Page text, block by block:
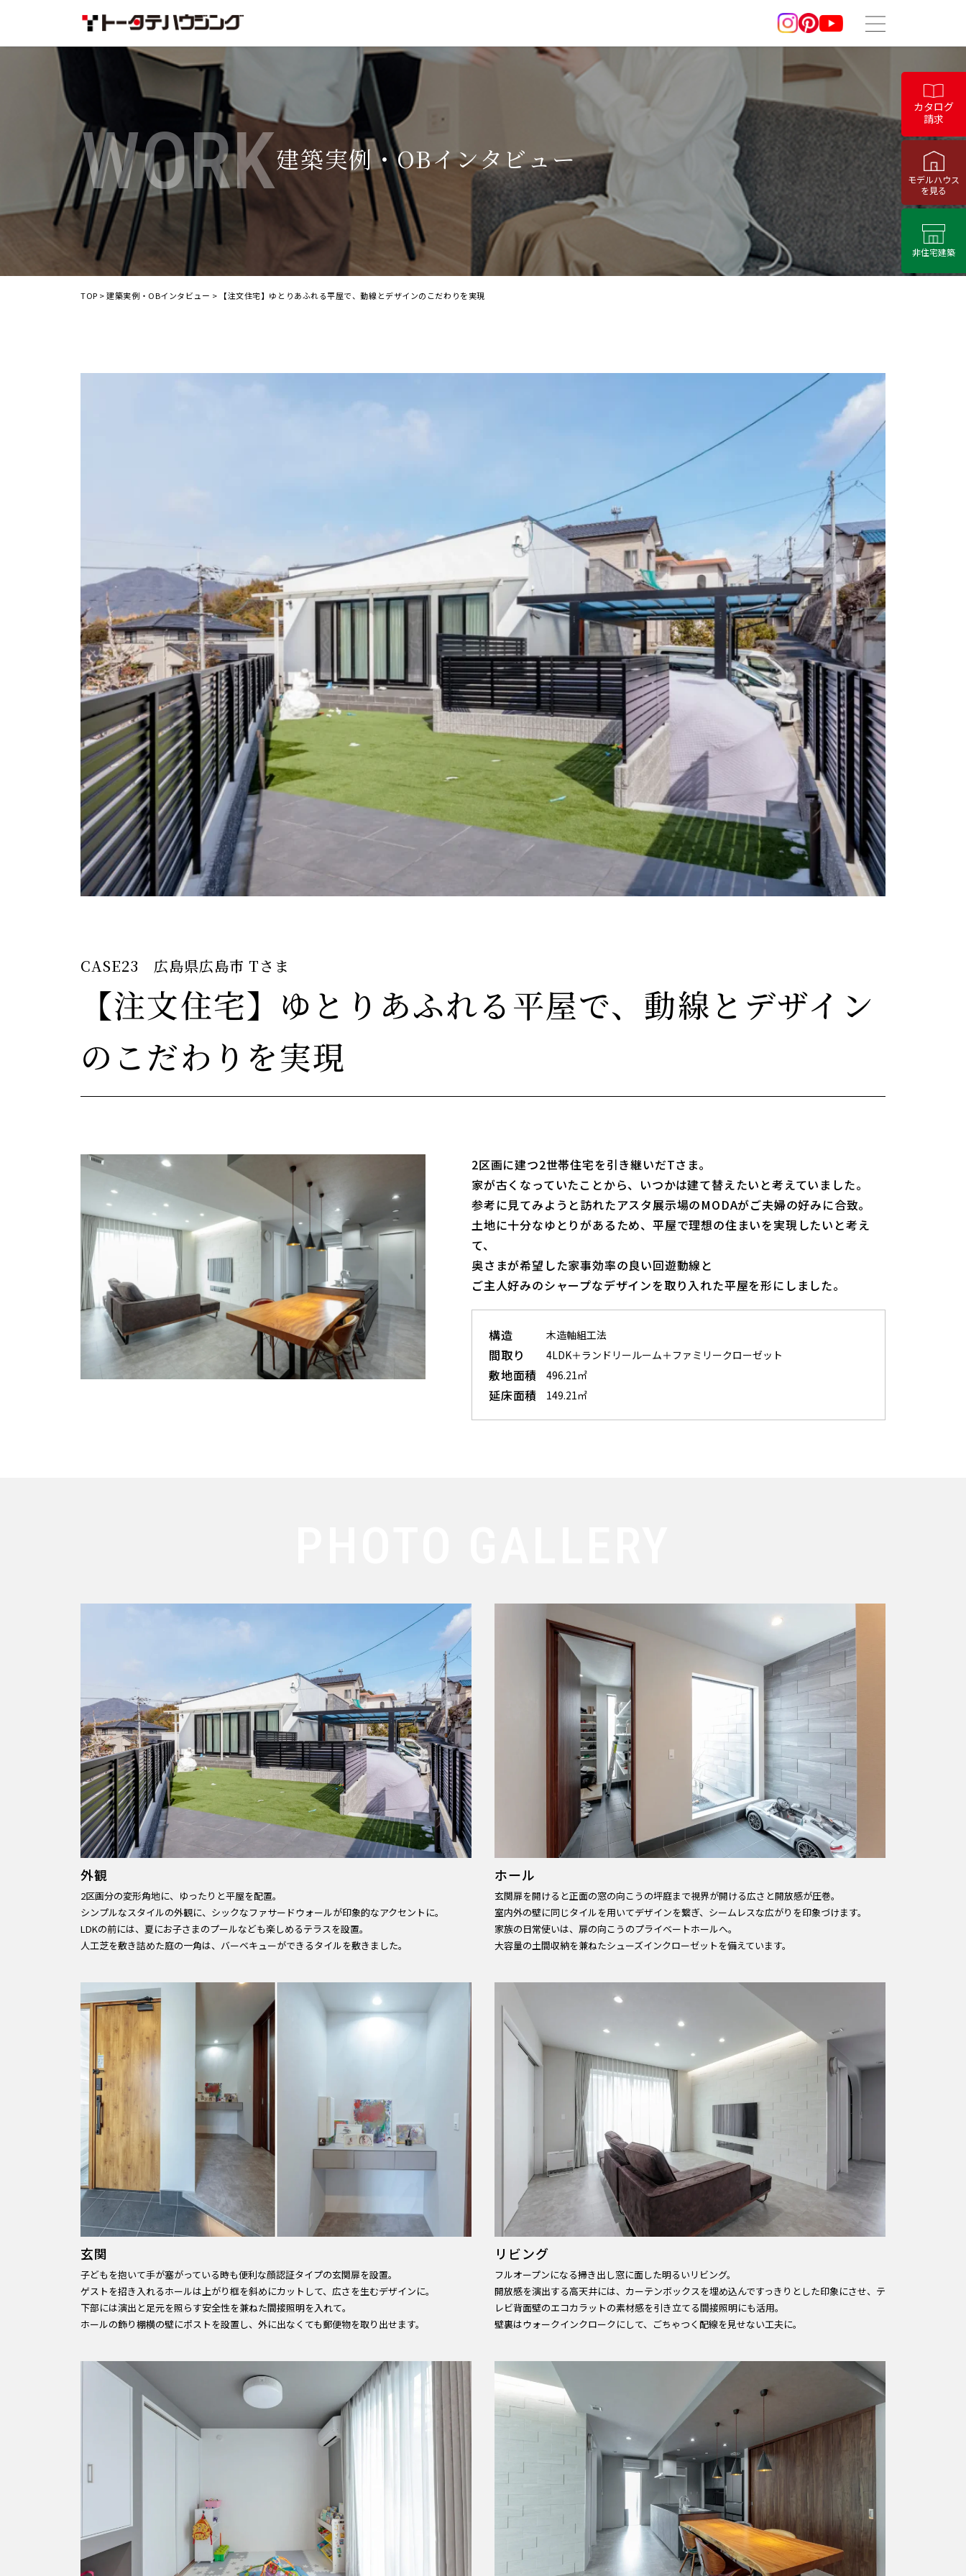
カタログ
請求
モデルハウス
を見る
非住宅建築
WORK建築実例・OBインタビュー
TOP >建築実例・OBインタビュー > 【注文住宅】ゆとりあふれる平屋で、動線とデザインのこだわりを実現
CASE23 広島県広島市 Tさま
【注文住宅】ゆとりあふれる平屋で、動線とデザイン
のこだわりを実現
2区画に建つ2世帯住宅を引き継いだTさま。
家が古くなっていたことから、いつかは建て替えたいと考えていました。
参考に見てみようと訪れたアスタ展示場のMODAがご夫婦の好みに合致。
土地に十分なゆとりがあるため、平屋で理想の住まいを実現したいと考え
て、
奥さまが希望した家事効率の良い回遊動線と
ご主人好みのシャープなデザインを取り入れた平屋を形にしました。
構造 木造軸組工法
間取り 4LDK＋ランドリールーム＋ファミリークローゼット
敷地面積 496.21㎡
延床面積 149.21㎡
外観
2区画分の変形角地に、ゆったりと平屋を配置。
シンプルなスタイルの外観に、シックなファサードウォールが印象的なアクセントに。
LDKの前には、夏にお子さまのプールなども楽しめるテラスを設置。
人工芝を敷き詰めた庭の一角は、バーベキューができるタイルを敷きました。
ホール
玄関扉を開けると正面の窓の向こうの坪庭まで視界が開ける広さと開放感が圧巻。
室内外の壁に同じタイルを用いてデザインを繋ぎ、シームレスな広がりを印象づけます。
家族の日常使いは、扉の向こうのプライベートホールへ。
大容量の土間収納を兼ねたシューズインクローゼットを備えています。
玄関
子どもを抱いて手が塞がっている時も便利な顔認証タイプの玄関扉を設置。
ゲストを招き入れるホールは上がり框を斜めにカットして、広さを生むデザインに。
下部には演出と足元を照らす安全性を兼ねた間接照明を入れて。
ホールの飾り棚横の壁にポストを設置し、外に出なくても郵便物を取り出せます。
リビング
フルオープンになる掃き出し窓に面した明るいリビング。
開放感を演出する高天井には、カーテンボックスを埋め込んですっきりとした印象にさせ、テ
レビ背面壁のエコカラットの素材感を引き立てる間接照明にも活用。
壁裏はウォークインクロークにして、ごちゃつく配線を見せない工夫に。